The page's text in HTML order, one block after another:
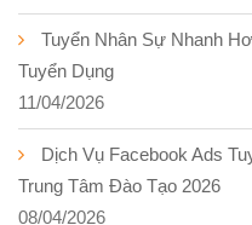
Tuyển Nhân Sự Nhanh
Tuyển Dụng
11/04/2026
Dịch Vụ Facebook Ads
Trung Tâm Đào Tạo 2026
08/04/2026